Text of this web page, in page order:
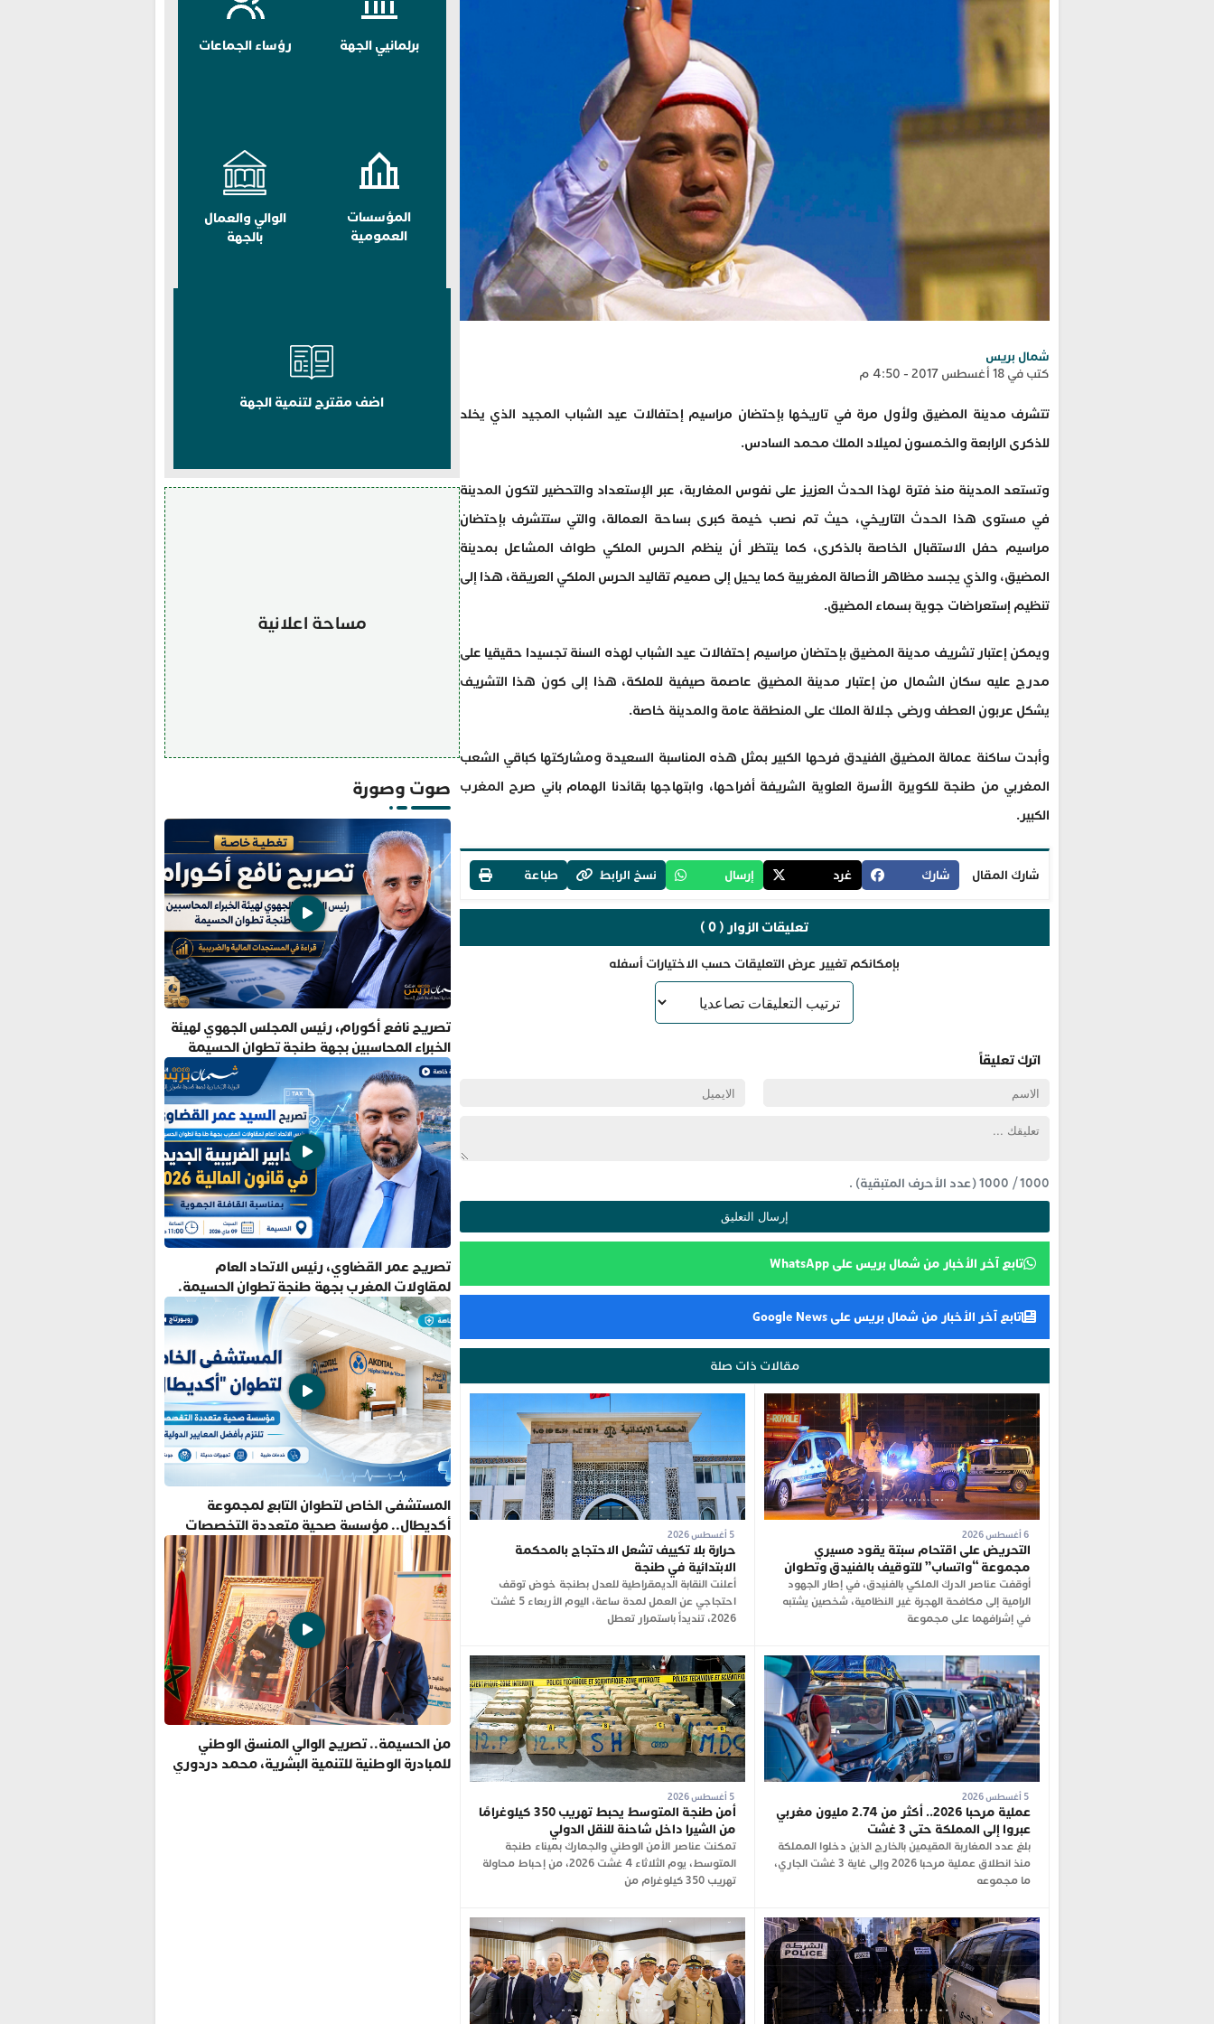
شمال بريس
كتب في 18 أغسطس 2017 - 4:50 م
تتشرف مدينة المضيق ولأول مرة في تاريخها بإحتضان مراسيم إحتفالات عيد الشباب المجيد الذي يخلد
للذكرى الرابعة والخمسون لميلاد الملك محمد السادس.
وتستعد المدينة منذ فترة لهذا الحدث العزيز على نفوس المغاربة، عبر الإستعداد والتحضير لتكون المدينة
في مستوى هذا الحدث التاريخي، حيث تم نصب خيمة كبرى بساحة العمالة، والتي ستتشرف بإحتضان
مراسيم حفل الاستقبال الخاصة بالذكرى، كما ينتظر أن ينظم الحرس الملكي طواف المشاعل بمدينة
المضيق، والذي يجسد مظاهر الأصالة المغربية كما يحيل إلى صميم تقاليد الحرس الملكي العريقة، هذا إلى
تنظيم إستعراضات جوية بسماء المضيق.
ويمكن إعتبار تشريف مدينة المضيق بإحتضان مراسيم إحتفالات عيد الشباب لهذه السنة تجسيدا حقيقيا على
مدرج عليه سكان الشمال من إعتبار مدينة المضيق عاصمة صيفية للملكة، هذا إلى كون هذا التشريف
يشكل عربون العطف ورضى جلالة الملك على المنطقة عامة والمدينة خاصة.
وأبدت ساكنة عمالة المضيق الفنيدق فرحها الكبير بمثل هذه المناسبة السعيدة ومشاركتها كباقي الشعب
المغربي من طنجة للكويرة الأسرة العلوية الشريفة أفراحها، وابتهاجها بقائدنا الهمام باني صرح المغرب
الكبير.
شارك المقال شارك غرد إرسال نسخ الرابط طباعة
تعليقات الزوار ( 0 )
بإمكانكم تغيير عرض التعليقات حسب الاختيارات أسفله
اترك تعليقاً
1000
/
1000(عدد الأحرف المتبقية) .
تابع آخر الأخبار من شمال بريس على WhatsApp
تابع آخر الأخبار من شمال بريس على Google News
مقالات ذات صلة
التحريض على اقتحام سبتة يقود مسيري
مجموعة “واتساب” للتوقيف بالفنيدق وتطوان
أوقفت عناصر الدرك الملكي بالفنيدق، في إطار الجهود
الرامية إلى مكافحة الهجرة غير النظامية، شخصين يشتبه
في إشرافهما على مجموعة
5 أغسطس 2026
حرارة بلا تكييف تشعل الاحتجاج بالمحكمة
الابتدائية في طنجة
أعلنت النقابة الديمقراطية للعدل بطنجة خوض توقف
احتجاجي عن العمل لمدة ساعة، اليوم الأربعاء 5 غشت
2026، تنديداً باستمرار تعطل
عملية مرحبا 2026.. أكثر من 2.74 مليون مغربي
عبروا إلى المملكة حتى 3 غشت
بلغ عدد المغاربة المقيمين بالخارج الذين دخلوا المملكة
منذ انطلاق عملية مرحبا 2026 وإلى غاية 3 غشت الجاري،
ما مجموعه
5 أغسطس 2026
أمن طنجة المتوسط يحبط تهريب 350 كيلوغرامًا
من الشيرا داخل شاحنة للنقل الدولي
تمكنت عناصر الأمن الوطني والجمارك بميناء طنجة
المتوسط، يوم الثلاثاء 4 غشت 2026، من إحباط محاولة
تهريب 350 كيلوغرام من
برلمانيي الجهة رؤساء الجماعات
المؤسسات
العمومية
الوالي والعمال
بالجهة
اضف مقترح لتنمية الجهة
مساحة اعلانية
صوت وصورة
تصريح نافع أكورام، رئيس المجلس الجهوي لهيئة
الخبراء المحاسبين بجهة طنجة تطوان الحسيمة
تصريح عمر القضاوي، رئيس الاتحاد العام
لمقاولات المغرب بجهة طنجة تطوان الحسيمة.
المستشفى الخاص لتطوان التابع لمجموعة
أكديطال.. مؤسسة صحية متعددة التخصصات
تلتزم بأفضل المعايير الدولية
من الحسيمة.. تصريح الوالي المنسق الوطني
للمبادرة الوطنية للتنمية البشرية، محمد دردوري